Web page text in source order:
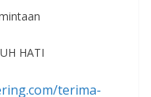
HATI
terima-